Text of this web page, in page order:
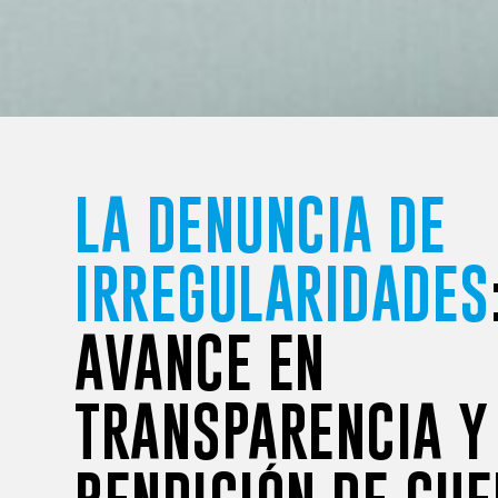
LA DENUNCIA DE
IRREGULARIDADES
AVANCE EN
TRANSPARENCIA Y